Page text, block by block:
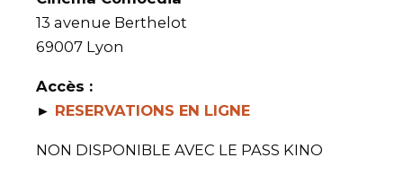
13 avenue Berthelot
69007 Lyon
Accès :
► RESERVATIONS EN LIGNE
NON DISPONIBLE AVEC LE PASS KINO